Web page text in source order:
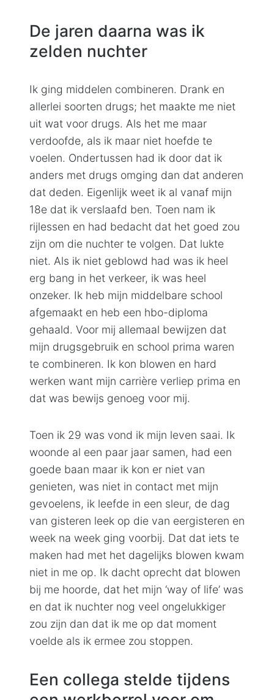
De jaren daarna was ik
zelden nuchter
Ik ging middelen combineren. Drank en
allerlei soorten drugs; het maakte me niet
uit wat voor drugs. Als het me maar
verdoofde, als ik maar niet hoefde te
voelen. Ondertussen had ik door dat ik
anders met drugs omging dan dat anderen
dat deden. Eigenlijk weet ik al vanaf mijn
18e dat ik verslaafd ben. Toen nam ik
rijlessen en had bedacht dat het goed zou
zijn om die nuchter te volgen. Dat lukte
niet. Als ik niet geblowd had was ik heel
erg bang in het verkeer, ik was heel
onzeker. Ik heb mijn middelbare school
afgemaakt en heb een hbo-diploma
gehaald. Voor mij allemaal bewijzen dat
mijn drugsgebruik en school prima waren
te combineren. Ik kon blowen en hard
werken want mijn carrière verliep prima en
dat was bewijs genoeg voor mij.
Toen ik 29 was vond ik mijn leven saai. Ik
woonde al een paar jaar samen, had een
goede baan maar ik kon er niet van
genieten, was niet in contact met mijn
gevoelens, ik leefde in een sleur, de dag
van gisteren leek op die van eergisteren en
week na week ging voorbij. Dat dat iets te
maken had met het dagelijks blowen kwam
niet in me op. Ik dacht oprecht dat blowen
bij me hoorde, dat het mijn ‘way of life’ was
en dat ik nuchter nog veel ongelukkiger
zou zijn dan dat ik me op dat moment
voelde als ik ermee zou stoppen.
Een collega stelde tijdens